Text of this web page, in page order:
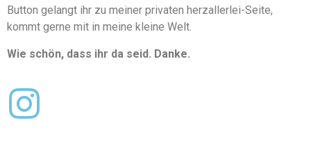
Button gelangt ihr zu meiner privaten herzallerlei-Seite,
kommt gerne mit in meine kleine Welt.
Wie schön, dass ihr da seid. Danke.